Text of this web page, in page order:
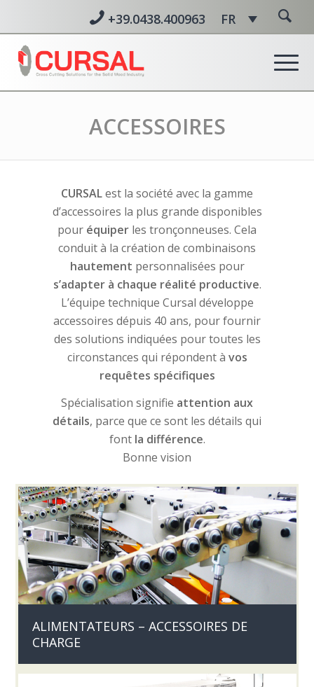
FR
+39.0438.400963
ACCESSOIRES
CURSALest la société avec la gamme
d’accessoires la plus grande disponibles
pour équiper les tronçonneuses. Cela
conduit à la création de combinaisons
hautement personnalisées pour
s’adapter à chaque réalité productive.
L’équipe technique Cursal développe
accessoires dépuis 40 ans, pour fournir
des solutions indiquées pour toutes les
circonstances qui répondent à vos
requêtes spécifiques
Spécialisation signifie attention aux
détails, parce que ce sont les détails qui
font la différence.
Bonne vision
ALIMENTATEURS – ACCESSOIRES DE
CHARGE